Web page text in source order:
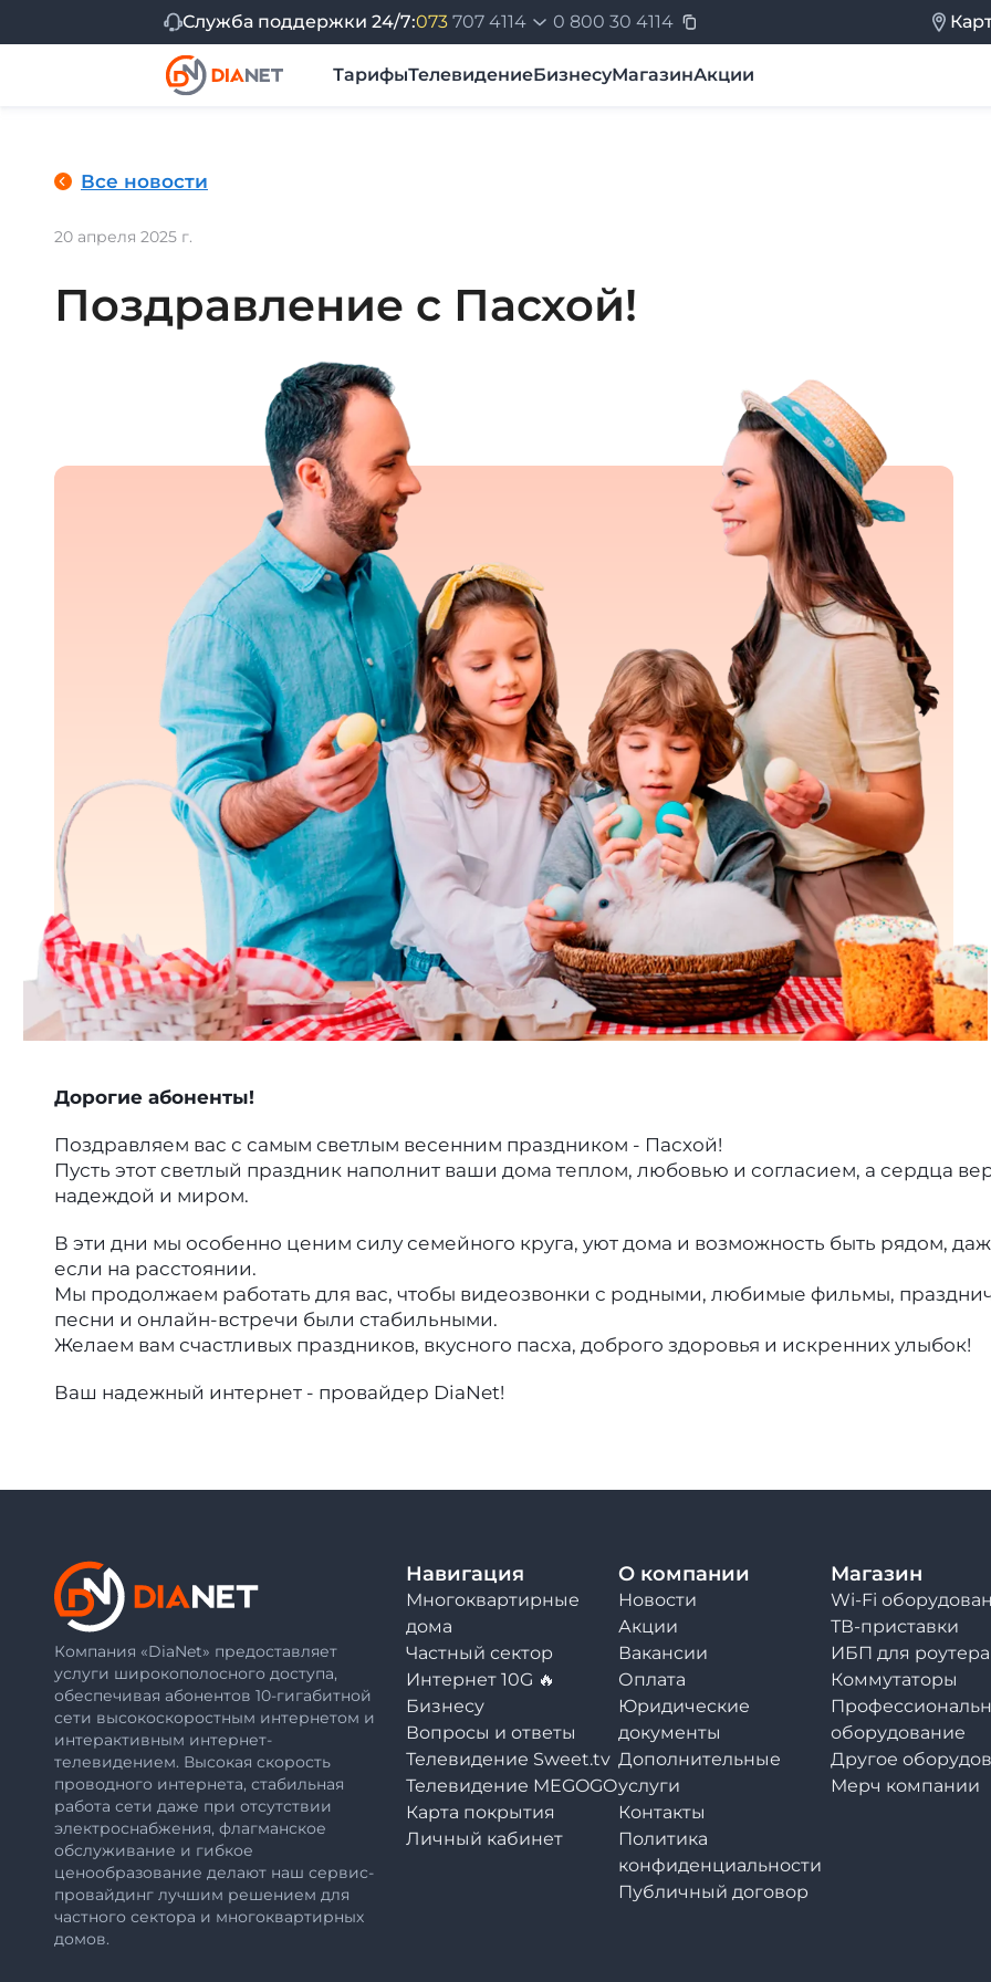
Служба поддержки 24/7:073 707 4114 0 800 30 4114
ТарифыТелевидениеБизнесуМагазинАкции
Мой DiaNetНастройки интернетаНастройки ТВВопросы и ответы
Все новости
20 апреля 2025 г.
Поздравление с Пасхой!
Дорогие абоненты!
Поздравляем вас с самым светлым весенним праздником - Пасхой!
Пусть этот светлый праздник наполнит ваши дома теплом, любовью и согласием, а сердца
надеждой и миром.
В эти дни мы особенно ценим силу семейного круга, уют дома и возможность быть рядом,
если на расстоянии.
Мы продолжаем работать для вас, чтобы видеозвонки с родными, любимые фильмы,
песни и онлайн-встречи были стабильными.
Желаем вам счастливых праздников, вкусного пасха, доброго здоровья и искренних улыбок!
Ваш надежный интернет - провайдер DiaNet!
Компания «DiaNet» предоставляет
услуги широкополосного доступа,
обеспечивая абонентов 10-гигабитной
сети высокоскоростным интернетом и
интерактивным интернет-
телевидением. Высокая скорость
проводного интернета, стабильная
работа сети даже при отсутствии
электроснабжения, флагманское
обслуживание и гибкое
ценообразование делают наш сервис-
провайдинг лучшим решением для
частного сектора и многоквартирных
домов.
Навигация
Многоквартирные
дома
Частный сектор
Интернет 10G 🔥
Бизнесу
Вопросы и ответы
Телевидение Sweet.tv
Телевидение MEGOGO
Карта покрытия
Личный кабинет
О компании
Новости
Акции
Вакансии
Оплата
Юридические
документы
Дополнительные
услуги
Контакты
Политика
конфиденциальности
Публичный договор
Магазин
Wi-Fi
ТВ-приставки
ИБП для роутера
Коммутаторы
оборудование
Другое
Мерч компании